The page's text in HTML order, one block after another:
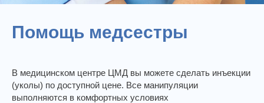
Помощь медсестры
В медицинском центре ЦМД вы можете сделать инъекции
(уколы) по доступной цене. Все манипуляции
выполняются в комфортных условиях